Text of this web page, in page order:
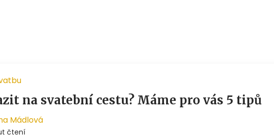
na svatební cestu? Máme pro vás 5 tipů
Mádlová
čtení